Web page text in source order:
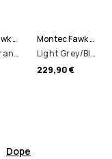
Montec Fawk W Skihose Damen
Burned Orange/Black
Montec Fawk W Skihose Damen
Light Grey/Black/Metal Blue
229,90 €
Dope